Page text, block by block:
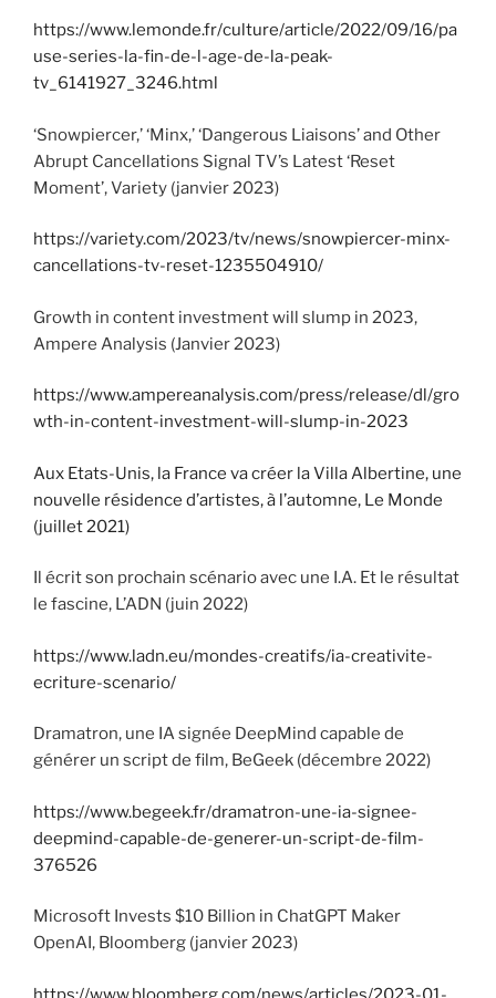
https://www.lemonde.fr/culture/article/2022/09/16/pa
use-series-la-fin-de-l-age-de-la-peak-
tv_6141927_3246.html
‘Snowpiercer,’ ‘Minx,’ ‘Dangerous Liaisons’ and Other
Abrupt Cancellations Signal TV’s Latest ‘Reset
Moment’, Variety (janvier 2023)
https://variety.com/2023/tv/news/snowpiercer-minx-
cancellations-tv-reset-1235504910/
Growth in content investment will slump in 2023,
Ampere Analysis (Janvier 2023)
https://www.ampereanalysis.com/press/release/dl/gro
wth-in-content-investment-will-slump-in-2023
Aux Etats-Unis, la France va créer la Villa Albertine, une
nouvelle résidence d’artistes, à l’automne, Le Monde
(juillet 2021)
Il écrit son prochain scénario avec une I.A. Et le résultat
le fascine, L’ADN (juin 2022)
https://www.ladn.eu/mondes-creatifs/ia-creativite-
ecriture-scenario/
Dramatron, une IA signée DeepMind capable de
générer un script de film, BeGeek (décembre 2022)
https://www.begeek.fr/dramatron-une-ia-signee-
deepmind-capable-de-generer-un-script-de-film-
376526
Microsoft Invests $10 Billion in ChatGPT Maker
OpenAI, Bloomberg (janvier 2023)